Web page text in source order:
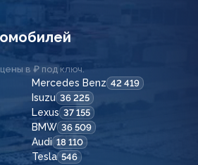
в ₽ под ключ.
Mercedes Benz 42 419
Isuzu 36 225
Lexus 37 155
BMW 36 509
Audi 18 110
Tesla 546